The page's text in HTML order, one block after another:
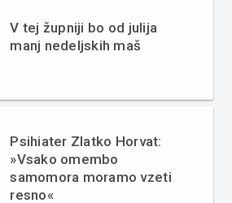
V tej župniji bo od julija
manj nedeljskih maš
Psihiater Zlatko Horvat:
»Vsako omembo
samomora moramo vzeti
resno«